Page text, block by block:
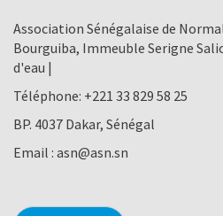
Association Sénégalaise de
Bourguiba, Immeuble Serigne
d'eau |
Téléphone: +221 33 829 58 25
BP. 4037 Dakar, Sénégal
Email : asn@asn.sn